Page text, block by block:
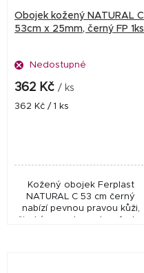
Obojek kožený NATURAL C
53cm x 25mm, černý FP 1ks
Nedostupné
362 Kč / ks
Měrná
362 Kč / 1 ks
Kožený obojek Ferplast
NATURAL C 53 cm černý
nabízí pevnou pravou kůži,
široký popruh pro komfort a